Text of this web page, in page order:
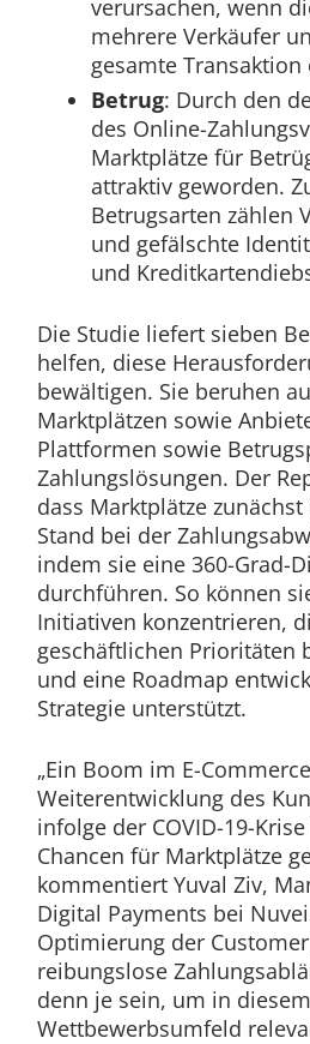
verursachen, wenn
mehrere Verkäufer
gesamte Transaktion
Betrug: Durch den
des Online-
Marktplätze für
attraktiv geworden.
Betrugsarten zählen
und gefälschte
und
Die Studie liefert sieben
helfen, diese
bewältigen. Sie beruhen
Marktplätzen sowie
Plattformen sowie
Zahlungslösungen. Der
dass Marktplätze
Stand bei der
indem sie eine 360-Grad-
durchführen. So können
Initiativen konzentrieren,
geschäftlichen Prioritäten
und eine Roadmap
Strategie unterstützt.
„Ein Boom im E-
Weiterentwicklung des
infolge der COVID-19-
Chancen für Marktplätze
kommentiert Yuval Ziv,
Digital Payments bei
Optimierung der
reibungslose
denn je sein, um in diesem
Wettbewerbsumfeld